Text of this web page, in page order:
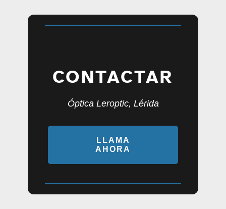
CONTACTAR
Óptica Leroptic, Lérida
LLAMA
AHORA